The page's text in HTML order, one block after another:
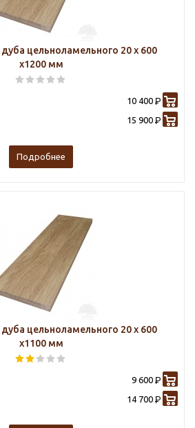
цельноламельного 20 х 600
х1200 мм
10 400 Р
15 900 Р
Подробнее
цельноламельного 20 х 600
х1100 мм
9 600 Р
14 700 Р